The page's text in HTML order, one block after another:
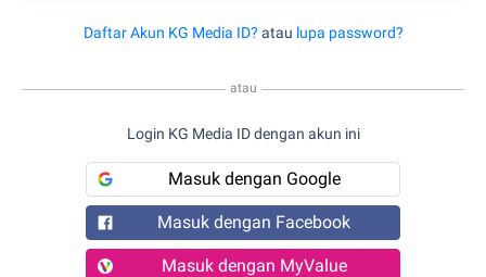
Daftar Akun KG Media ID? atau lupa password?
atau
Login KG Media ID dengan akun ini
Masuk dengan Google
Masuk dengan Facebook
Masuk dengan MyValue